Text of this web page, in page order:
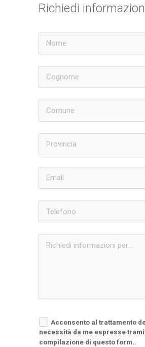
Richiedi
Acconsento al trattamento
necessità da me espresse
compilazione di questo form..